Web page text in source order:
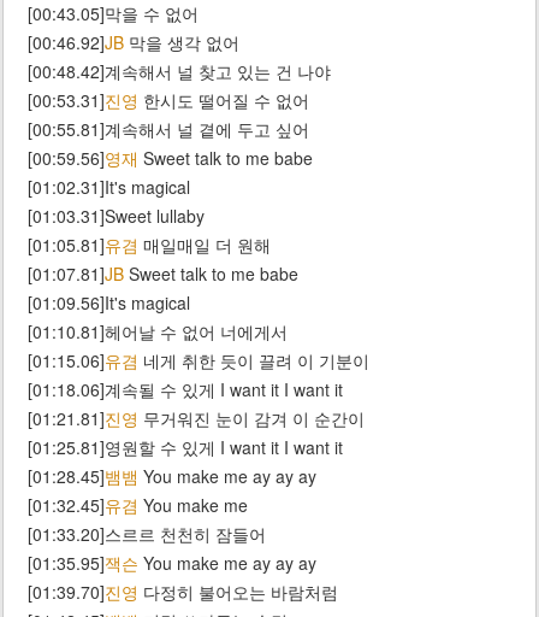
[00:43.05]막을 수 없어
[00:46.92]JB 막을 생각 없어
[00:48.42]계속해서 널 찾고 있는 건 나야
[00:53.31]진영 한시도 떨어질 수 없어
[00:55.81]계속해서 널 곁에 두고 싶어
[00:59.56]영재 Sweet talk to me babe
[01:02.31]It's magical
[01:03.31]Sweet lullaby
[01:05.81]유겸 매일매일 더 원해
[01:07.81]JB Sweet talk to me babe
[01:09.56]It's magical
[01:10.81]헤어날 수 없어 너에게서
[01:15.06]유겸 네게 취한 듯이 끌려 이 기분이
[01:18.06]계속될 수 있게 I want it I want it
[01:21.81]진영 무거워진 눈이 감겨 이 순간이
[01:25.81]영원할 수 있게 I want it I want it
[01:28.45]뱀뱀 You make me ay ay ay
[01:32.45]유겸 You make me
[01:33.20]스르르 천천히 잠들어
[01:35.95]잭슨 You make me ay ay ay
[01:39.70]진영 다정히 불어오는 바람처럼